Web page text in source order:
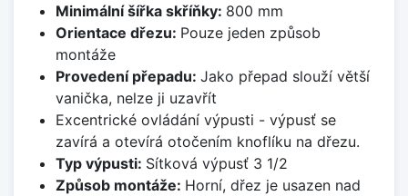
Minimální šířka skříňky: 800 mm
Orientace dřezu: Pouze jeden způsob
montáže
Provedení přepadu: Jako přepad slouží větší
vanička, nelze ji uzavřít
Excentrické ovládání výpusti - výpusť se
zavírá a otevírá otočením knoflíku na dřezu.
Typ výpusti: Sítková výpusť 3 1/2
Způsob montáže: Horní, dřez je usazen nad